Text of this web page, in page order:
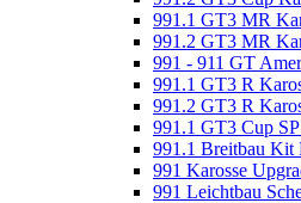
991.1 GT3 MR
991.2 GT3 MR
991 - 911 GT
991.1 GT3 R
991.2 GT3 R
991.1 GT3 Cup
991.1 Breitbau Kit
991 Karosse
991 Leichtbau